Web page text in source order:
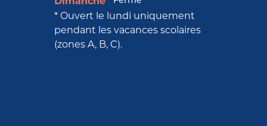
* Ouvert le lundi uniquement
pendant les vacances scolaires
(zones A, B, C).